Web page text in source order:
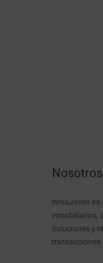
Nosotros
InmoJoven es
inmobiliarios,
soluciones y
transacciones